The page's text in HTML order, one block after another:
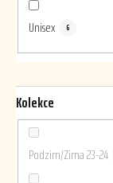
Unisex 6
Kolekce
Podzim/Zima 23-24